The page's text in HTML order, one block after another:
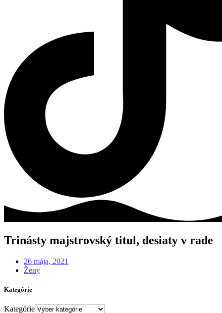
Trinásty majstrovský titul, desiaty v rade
26 mája, 2021
Ženy
Kategórie
Kategórie